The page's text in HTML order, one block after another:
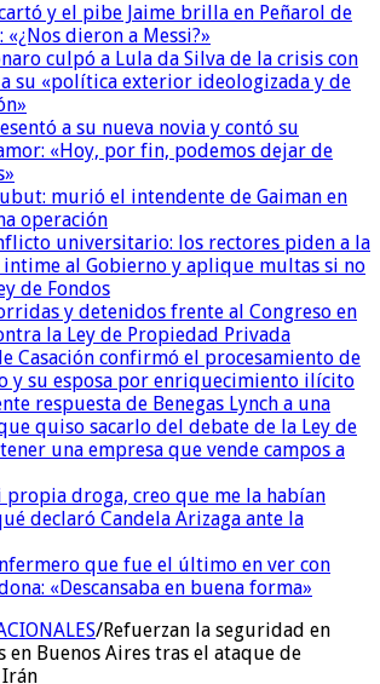
y el pibe Jaime brilla en Peñarol de
«¿Nos dieron a Messi?»
culpó a Lula da Silva de la crisis con
su «política exterior ideologizada y de
a su nueva novia y contó su
«Hoy, por fin, podemos dejar de
murió el intendente de Gaiman en
operación
universitario: los rectores piden a la
intime al Gobierno y aplique multas si no
de Fondos
y detenidos frente al Congreso en
la Ley de Propiedad Privada
Casación confirmó el procesamiento de
y su esposa por enriquecimiento ilícito
respuesta de Benegas Lynch a una
quiso sacarlo del debate de la Ley de
una empresa que vende campos a
propia droga, creo que me la habían
declaró Candela Arizaga ante la
que fue el último en ver con
«Descansaba en buena forma»
/Refuerzan la seguridad en
Buenos Aires tras el ataque de
Irán